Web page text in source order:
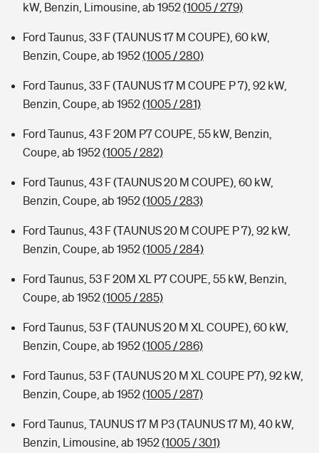
kW, Benzin, Limousine, ab 1952(1005 / 279)
Ford Taunus, 33 F (TAUNUS 17 M COUPE), 60 kW,
Benzin, Coupe, ab 1952(1005 / 280)
Ford Taunus, 33 F (TAUNUS 17 M COUPE P 7), 92 kW,
Benzin, Coupe, ab 1952(1005 / 281)
Ford Taunus, 43 F 20M P7 COUPE, 55 kW, Benzin,
Coupe, ab 1952(1005 / 282)
Ford Taunus, 43 F (TAUNUS 20 M COUPE), 60 kW,
Benzin, Coupe, ab 1952(1005 / 283)
Ford Taunus, 43 F (TAUNUS 20 M COUPE P 7), 92 kW,
Benzin, Coupe, ab 1952(1005 / 284)
Ford Taunus, 53 F 20M XL P7 COUPE, 55 kW, Benzin,
Coupe, ab 1952(1005 / 285)
Ford Taunus, 53 F (TAUNUS 20 M XL COUPE), 60 kW,
Benzin, Coupe, ab 1952(1005 / 286)
Ford Taunus, 53 F (TAUNUS 20 M XL COUPE P7), 92 kW,
Benzin, Coupe, ab 1952(1005 / 287)
Ford Taunus, TAUNUS 17 M P3 (TAUNUS 17 M), 40 kW,
Benzin, Limousine, ab 1952(1005 / 301)